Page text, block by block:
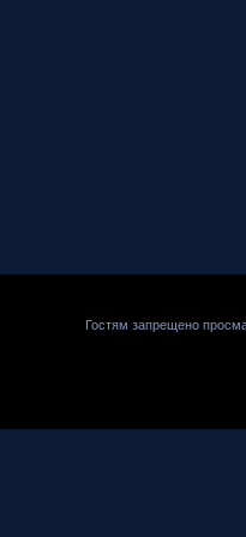
Гостям запрещено